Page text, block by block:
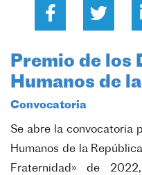
Premio de los
Humanos de la
Convocatoria
Se abre la convocatoria
Humanos de la República
Fraternidad» de